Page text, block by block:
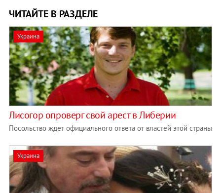
ЧИТАЙТЕ В РАЗДЕЛЕ
Украина
Лисогор опроверг свой арест в Либерии
Посольство ждет официального ответа от властей этой страны
Украина